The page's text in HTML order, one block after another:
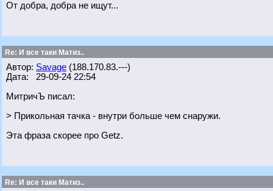
От добра, добра не ищут...
Re: И все таки Матиз..
Автор: Savage (188.170.83.---)
Дата: 29-09-24 22:54
МитричЪ писал:
> Прикольная тачка - внутри больше чем снаружи.
Эта фраза скорее про Getz.
Re: И все таки Матиз..